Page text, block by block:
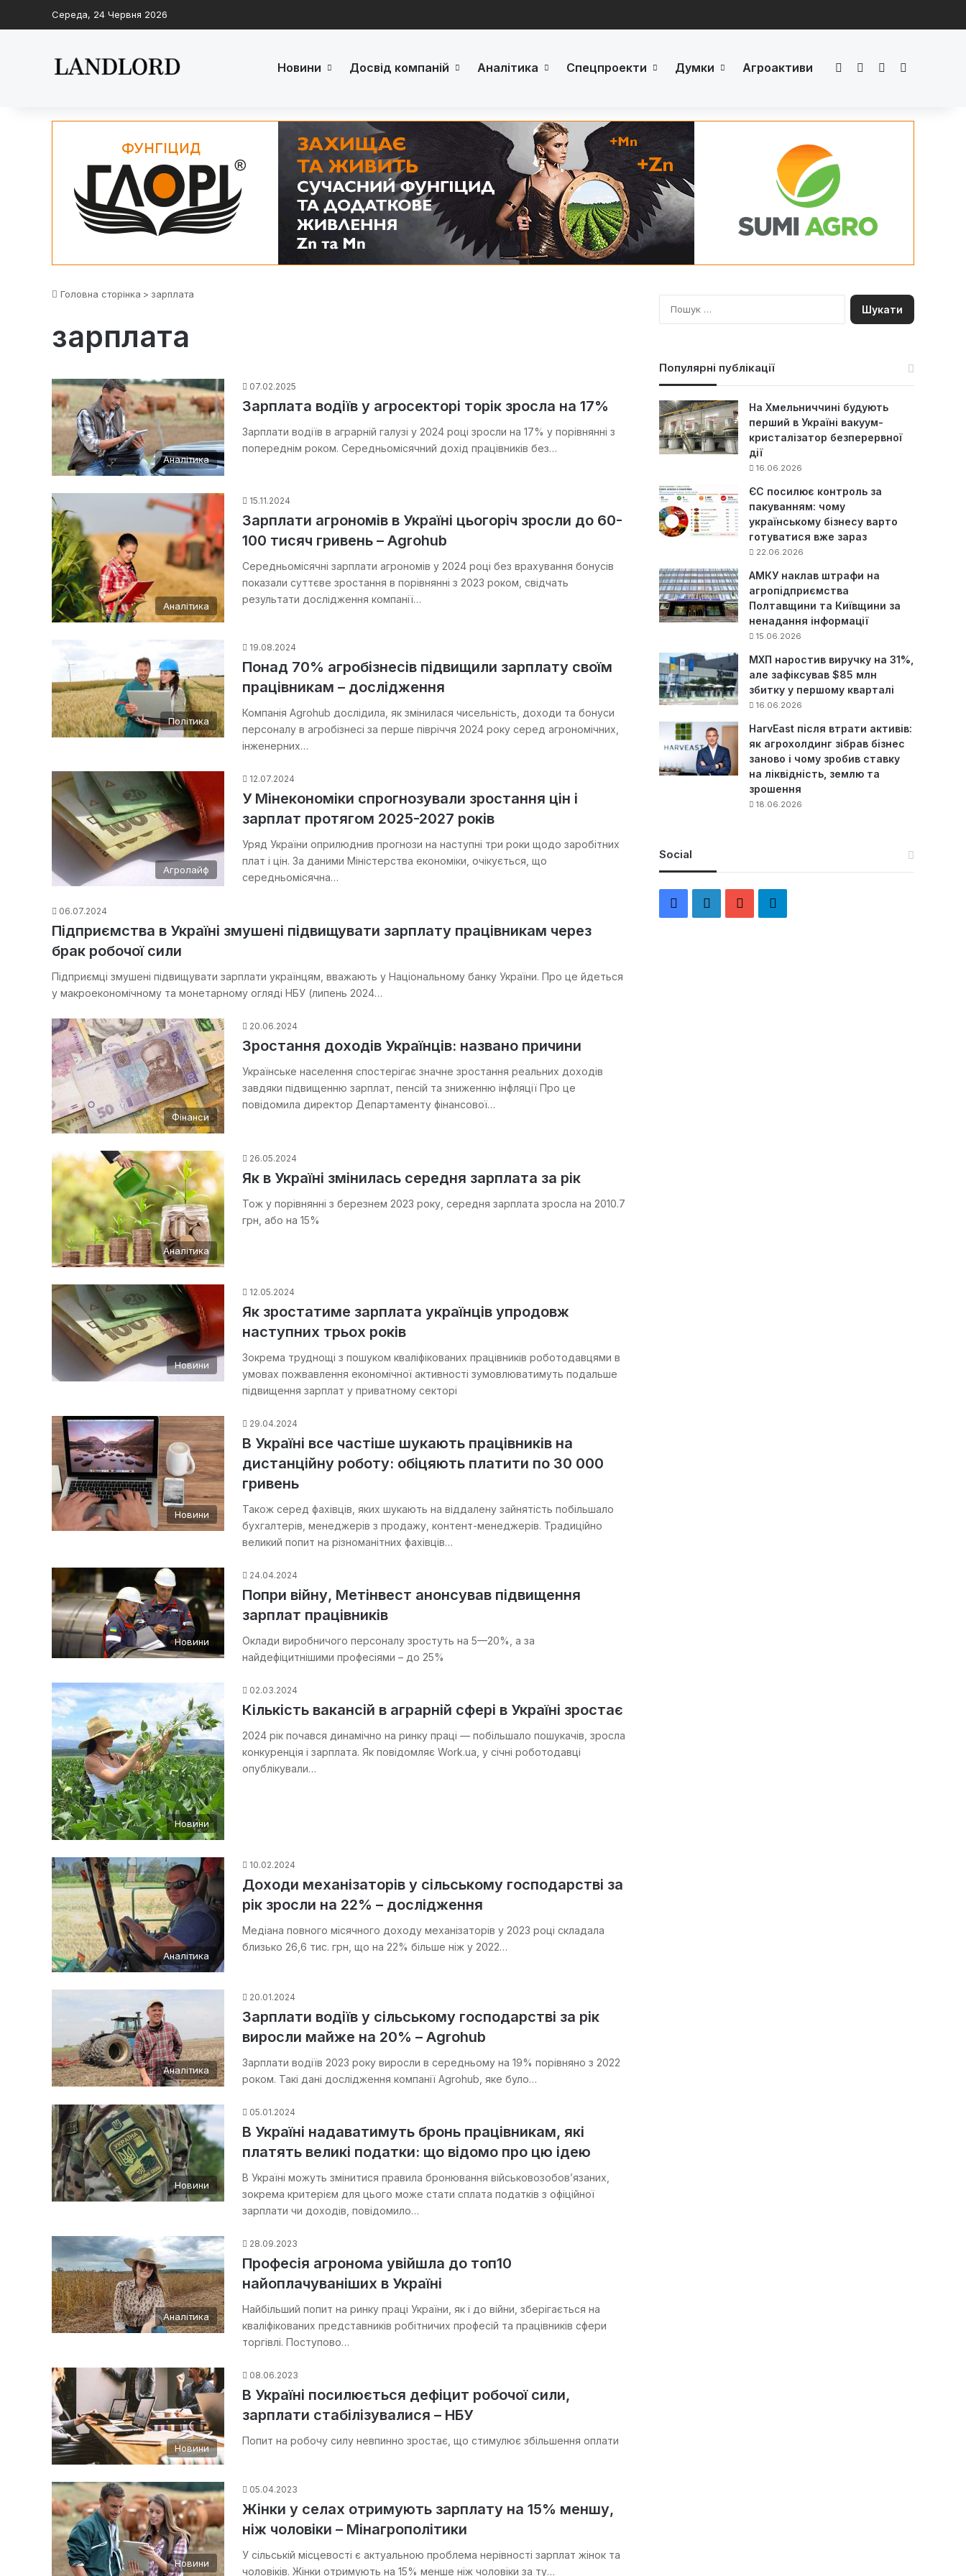
Середа, 24 Червня 2026
Новини Досвід компаній Аналітика Спецпроекти Думки Агроактиви FacebookLinkedInYouTube
Головна сторінка > зарплата
зарплата
Аналітика
07.02.2025
Зарплата водіїв у агросекторі торік зросла на 17%
Зарплати водіїв в аграрній галузі у 2024 році зросли на 17% у порівнянні з
попереднім роком. Середньомісячний дохід працівників без…
Аналітика
15.11.2024
Зарплати агрономів в Україні цьогоріч зросли до 60-
100 тисяч гривень – Agrohub
Середньомісячні зарплати агрономів у 2024 році без врахування бонусів
показали суттєве зростання в порівнянні з 2023 роком, свідчать
результати дослідження компанії…
Політика
19.08.2024
Понад 70% агробізнесів підвищили зарплату своїм
працівникам – дослідження
Компанія Agrohub дослідила, як змінилася чисельність, доходи та бонуси
персоналу в агробізнесі за перше півріччя 2024 року серед агрономічних,
інженерних…
Агролайф
12.07.2024
У Мінекономіки спрогнозували зростання цін і
зарплат протягом 2025-2027 років
Уряд України оприлюднив прогнози на наступні три роки щодо заробітних
плат і цін. За даними Міністерства економіки, очікується, що
середньомісячна…
06.07.2024
Підприємства в Україні змушені підвищувати зарплату працівникам через
брак робочої сили
Підприємці змушені підвищувати зарплати українцям, вважають у Національному банку України. Про це йдеться
у макроекономічному та монетарному огляді НБУ (липень 2024…
Фінанси
20.06.2024
Зростання доходів Українців: названо причини
Українське населення спостерігає значне зростання реальних доходів
завдяки підвищенню зарплат, пенсій та зниженню інфляції Про це
повідомила директор Департаменту фінансової…
Аналітика
26.05.2024
Як в Україні змінилась середня зарплата за рік
Тож у порівнянні з березнем 2023 року, середня зарплата зросла на 2010.7
грн, або на 15%
Новини
12.05.2024
Як зростатиме зарплата українців упродовж
наступних трьох років
Зокрема труднощі з пошуком кваліфікованих працівників роботодавцями в
умовах пожвавлення економічної активності зумовлюватимуть подальше
підвищення зарплат у приватному секторі
Новини
29.04.2024
В Україні все частіше шукають працівників на
дистанційну роботу: обіцяють платити по 30 000
гривень
Також серед фахівців, яких шукають на віддалену зайнятість побільшало
бухгалтерів, менеджерів з продажу, контент-менеджерів. Традиційно
великий попит на різноманітних фахівців…
Новини
24.04.2024
Попри війну, Метінвест анонсував підвищення
зарплат працівників
Оклади виробничого персоналу зростуть на 5—20%, а за
найдефіцитнішими професіями – до 25%
Новини
02.03.2024
Кількість вакансій в аграрній сфері в Україні зростає
2024 рік почався динамічно на ринку праці — побільшало пошукачів, зросла
конкуренція і зарплата. Як повідомляє Work.ua, у січні роботодавці
опублікували…
Аналітика
10.02.2024
Доходи механізаторів у сільському господарстві за
рік зросли на 22% – дослідження
Медіана повного місячного доходу механізаторів у 2023 році складала
близько 26,6 тис. грн, що на 22% більше ніж у 2022…
Аналітика
20.01.2024
Зарплати водіїв у сільському господарстві за рік
виросли майже на 20% – Agrohub
Зарплати водіїв 2023 року виросли в середньому на 19% порівняно з 2022
роком. Такі дані дослідження компанії Agrohub, яке було…
Новини
05.01.2024
В Україні надаватимуть бронь працівникам, які
платять великі податки: що відомо про цю ідею
В Україні можуть змінитися правила бронювання військовозобовʼязаних,
зокрема критерієм для цього може стати сплата податків з офіційної
зарплати чи доходів, повідомило…
Аналітика
28.09.2023
Професія агронома увійшла до топ10
найоплачуваніших в Україні
Найбільший попит на ринку праці України, як і до війни, зберігається на
кваліфікованих представників робітничих професій та працівників сфери
торгівлі. Поступово…
Новини
08.06.2023
В Україні посилюється дефіцит робочої сили,
зарплати стабілізувалися – НБУ
Попит на робочу силу невпинно зростає, що стимулює збільшення оплати
Новини
05.04.2023
Жінки у селах отримують зарплату на 15% меншу,
ніж чоловіки – Мінагрополітики
У сільській місцевості є актуальною проблема нерівності зарплат жінок та
чоловіків. Жінки отримують на 15% менше ніж чоловіки за ту…
П
о
Популярні публікації
На Хмельниччині будують
перший в Україні вакуум-
кристалізатор безперервної
дії
16.06.2026
ЄС посилює контроль за
пакуванням: чому
українському бізнесу варто
готуватися вже зараз
22.06.2026
АМКУ наклав штрафи на
агропідприємства
Полтавщини та Київщини за
ненадання інформації
15.06.2026
МХП наростив виручку на 31%,
але зафіксував $85 млн
збитку у першому кварталі
16.06.2026
HarvEast після втрати активів:
як агрохолдинг зібрав бізнес
заново і чому зробив ставку
на ліквідність, землю та
зрошення
18.06.2026
Social